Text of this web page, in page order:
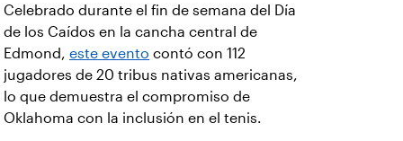
Celebrado durante el fin de semana del Día
de los Caídos en la cancha central de
Edmond, este evento contó con 112
jugadores de 20 tribus nativas americanas,
lo que demuestra el compromiso de
Oklahoma con la inclusión en el tenis.